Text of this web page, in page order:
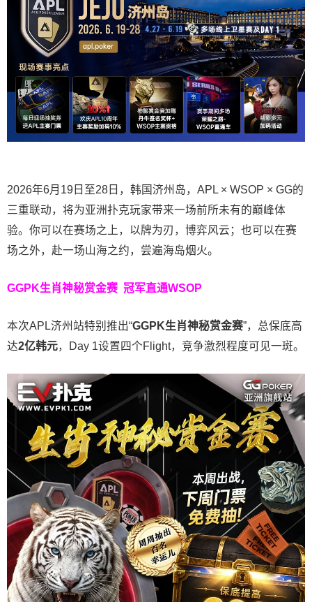
2026年6月19日至28日，韩国济州岛，APL × WSOP × GG的
三重联动，将为亚洲扑克玩家带来一场前所未有的巅峰体
验。 你可以在赛场之上，以牌为刃，博弈风云；也可以在赛
场之外，赴一场山海之约，尝遍海岛烟火。
GGPK生肖神秘赏金赛 冠军直通WSOP
本次APL济州站特别推出“GGPK生肖神秘赏金赛”，总保底高
达2亿韩元，Day 1设置四个Flight，竞争激烈程度可见一斑。